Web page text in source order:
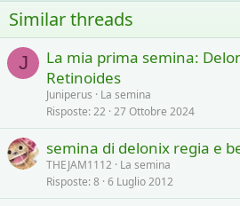
Similar threads
J
La mia prima semina:
Retinoides
Juniperus
La semina
Risposte 22 27 Ottobre 2024
semina di delonix regia e
THEJAM1112 La semina
Risposte 8 6 Luglio 2012